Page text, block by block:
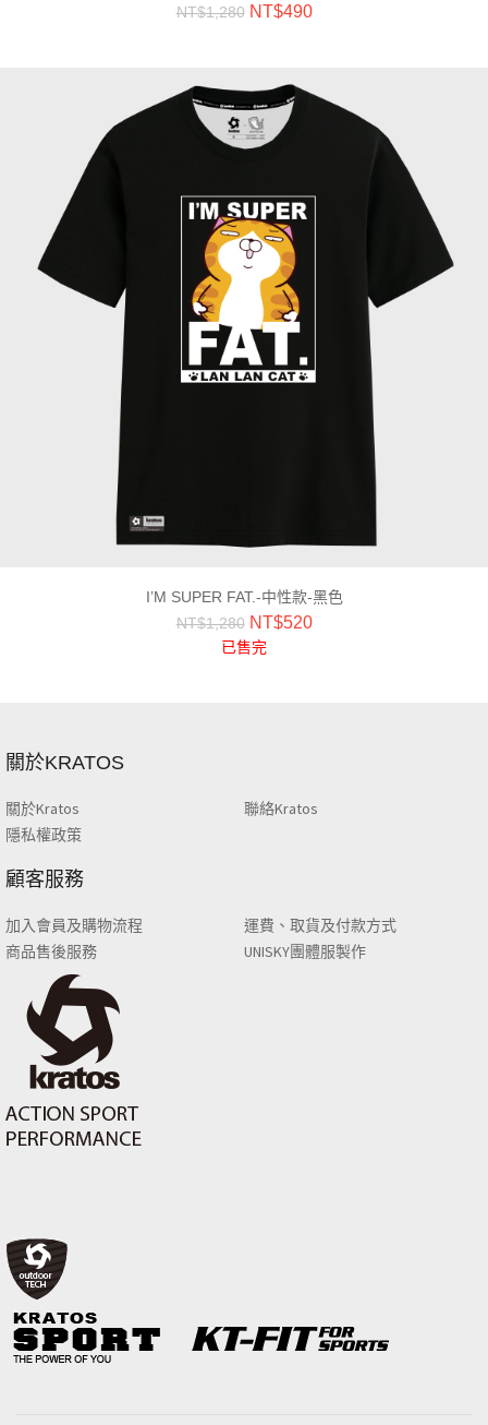
NT$1,280 NT$490
I’M SUPER FAT.-中性款-黑色
NT$1,280 NT$520
已售完
關於KRATOS
關於Kratos
聯絡Kratos
隱私權政策
顧客服務
加入會員及購物流程
運費、取貨及付款方式
商品售後服務
UNISKY團體服製作